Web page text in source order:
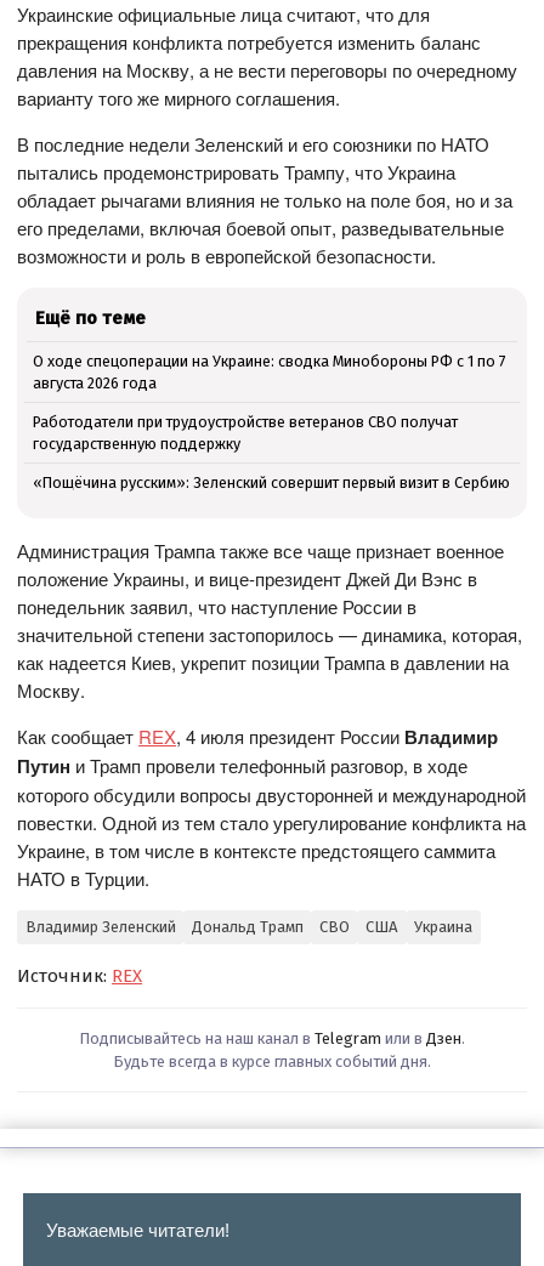
Украинские официальные лица считают, что для
прекращения конфликта потребуется изменить баланс
давления на Москву, а не вести переговоры по очередному
варианту того же мирного соглашения.
В последние недели Зеленский и его союзники по НАТО
пытались продемонстрировать Трампу, что Украина
обладает рычагами влияния не только на поле боя, но и за
его пределами, включая боевой опыт, разведывательные
возможности и роль в европейской безопасности.
Ещё по теме
О ходе спецоперации на Украине: сводка Минобороны РФ с 1 по 7
августа 2026 года
Работодатели при трудоустройстве ветеранов СВО получат
государственную поддержку
«Пощёчина русским»: Зеленский совершит первый визит в Сербию
Администрация Трампа также все чаще признает военное
положение Украины, и вице-президент Джей Ди Вэнс в
понедельник заявил, что наступление России в
значительной степени застопорилось — динамика, которая,
как надеется Киев, укрепит позиции Трампа в давлении на
Москву.
Как сообщает REX, 4 июля президент России Владимир
Путин и Трамп провели телефонный разговор, в ходе
которого обсудили вопросы двусторонней и международной
повестки. Одной из тем стало урегулирование конфликта на
Украине, в том числе в контексте предстоящего саммита
НАТО в Турции.
Владимир Зеленский Дональд Трамп СВО США Украина
Источник: REX
Подписывайтесь на наш канал в Telegram или в Дзен.
Будьте всегда в курсе главных событий дня.
Уважаемые читатели!